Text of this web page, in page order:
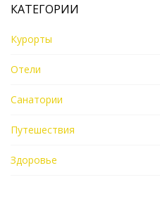
КАТЕГОРИИ
Курорты
Отели
Санатории
Путешествия
Здоровье